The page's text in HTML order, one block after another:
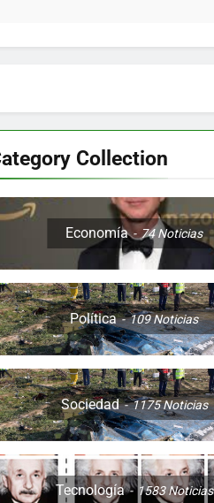
Perú , Ecuador, Costa Rica y
y reuniones de secuestrados
una sola foto
Collection
Economía 74Noticias
Política 109Noticias
Sociedad 1175Noticias
Tecnología 1583Noticias